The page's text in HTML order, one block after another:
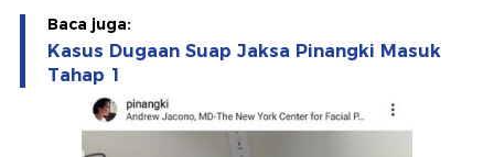
Baca juga:
Kasus Dugaan Suap Jaksa Pinangki Masuk
Tahap 1